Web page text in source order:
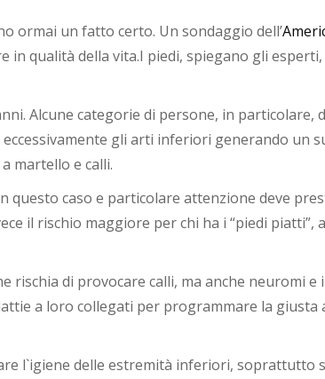
ormai un fatto certo. Un sondaggio dell’
in qualità della vita.I piedi, spiegano gli
Alcune categorie di persone, in particolare,
gli arti inferiori generando un
martello e calli.
questo caso e particolare attenzione deve
il rischio maggiore per chi ha i “piedi piatti”,
rischia di provocare calli, ma anche neuromi e
a loro collegati per programmare la giusta
l`igiene delle estremità inferiori, soprattutto